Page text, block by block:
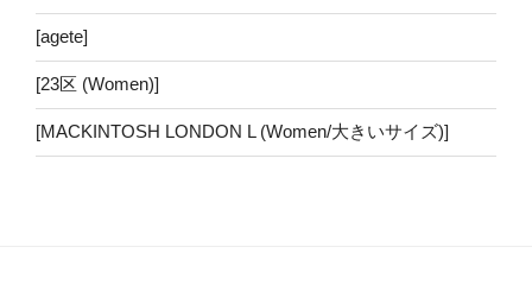
[agete]
[23区 (Women)]
[MACKINTOSH LONDON L (Women/大きいサイズ)]